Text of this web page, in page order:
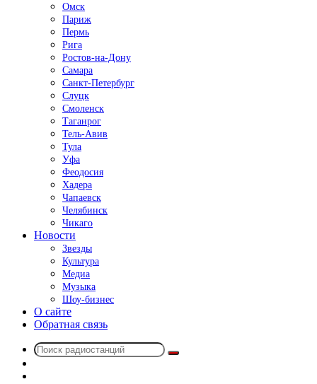
Омск
Париж
Пермь
Рига
Ростов-на-Дону
Самара
Санкт-Петербург
Слуцк
Смоленск
Таганрог
Тель-Авив
Тула
Уфа
Феодосия
Хадера
Чапаевск
Челябинск
Чикаго
Новости
Звезды
Культура
Медиа
Музыка
Шоу-бизнес
О сайте
Обратная связь
Поиск